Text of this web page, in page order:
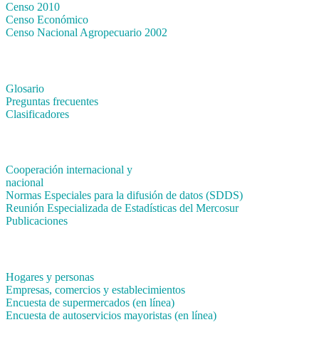
Censo 2010
Censo Económico
Censo Nacional Agropecuario 2002
Glosario
Preguntas frecuentes
Clasificadores
Cooperación internacional y
nacional
Normas Especiales para la difusión de datos (SDDS)
Reunión Especializada de Estadísticas del Mercosur
Publicaciones
Hogares y personas
Empresas, comercios y establecimientos
Encuesta de supermercados (en línea)
Encuesta de autoservicios mayoristas (en línea)